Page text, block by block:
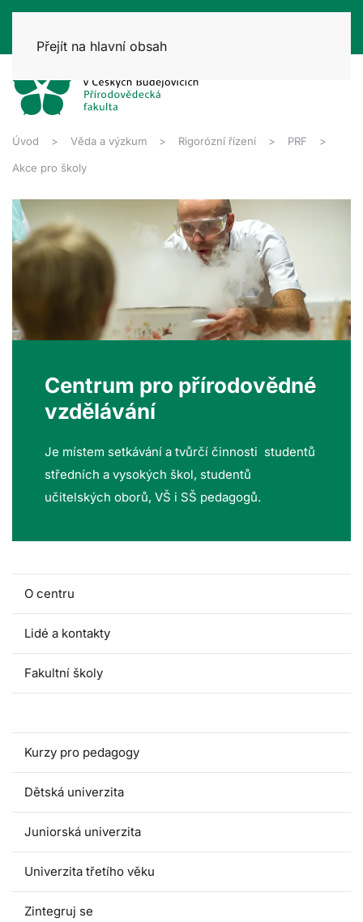
Přejít na hlavní obsah
Úvod Věda a výzkum Rigorózní řízení PRF
Akce pro školy
Centrum pro přírodovědné
vzdělávání
Je místem setkávání a tvůrčí činnosti studentů
středních a vysokých škol, studentů
učitelských oborů, VŠ i SŠ pedagogů.
O centru
Lidé a kontakty
Fakultní školy
Kurzy pro pedagogy
Dětská univerzita
Juniorská univerzita
Univerzita třetího věku
Zintegruj se